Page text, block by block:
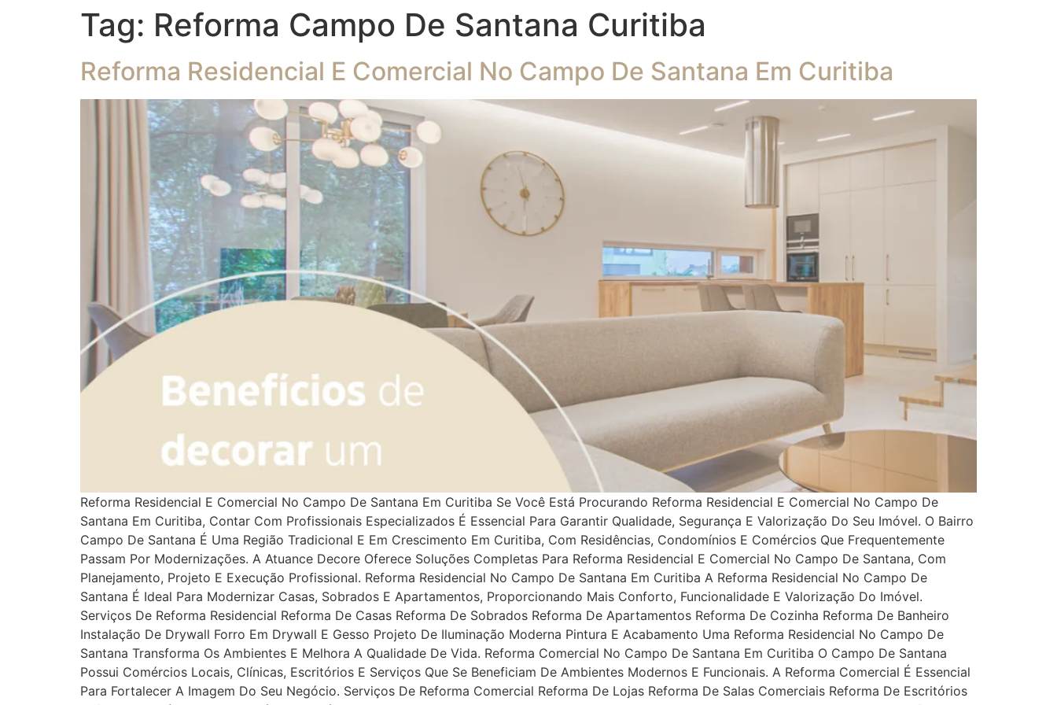
Tag: Reforma Campo De Santana Curitiba
Reforma Residencial E Comercial No Campo De Santana Em Curitiba
Reforma Residencial E Comercial No Campo De Santana Em Curitiba Se Você Está Procurando Reforma Residencial E Comercial No Campo De
Santana Em Curitiba, Contar Com Profissionais Especializados É Essencial Para Garantir Qualidade, Segurança E Valorização Do Seu Imóvel. O Bairro
Campo De Santana É Uma Região Tradicional E Em Crescimento Em Curitiba, Com Residências, Condomínios E Comércios Que Frequentemente
Passam Por Modernizações. A Atuance Decore Oferece Soluções Completas Para Reforma Residencial E Comercial No Campo De Santana, Com
Planejamento, Projeto E Execução Profissional. Reforma Residencial No Campo De Santana Em Curitiba A Reforma Residencial No Campo De
Santana É Ideal Para Modernizar Casas, Sobrados E Apartamentos, Proporcionando Mais Conforto, Funcionalidade E Valorização Do Imóvel.
Serviços De Reforma Residencial Reforma De Casas Reforma De Sobrados Reforma De Apartamentos Reforma De Cozinha Reforma De Banheiro
Instalação De Drywall Forro Em Drywall E Gesso Projeto De Iluminação Moderna Pintura E Acabamento Uma Reforma Residencial No Campo De
Santana Transforma Os Ambientes E Melhora A Qualidade De Vida. Reforma Comercial No Campo De Santana Em Curitiba O Campo De Santana
Possui Comércios Locais, Clínicas, Escritórios E Serviços Que Se Beneficiam De Ambientes Modernos E Funcionais. A Reforma Comercial É Essencial
Para Fortalecer A Imagem Do Seu Negócio. Serviços De Reforma Comercial Reforma De Lojas Reforma De Salas Comerciais Reforma De Escritórios